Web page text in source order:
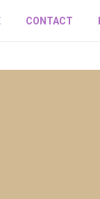
CONTACT